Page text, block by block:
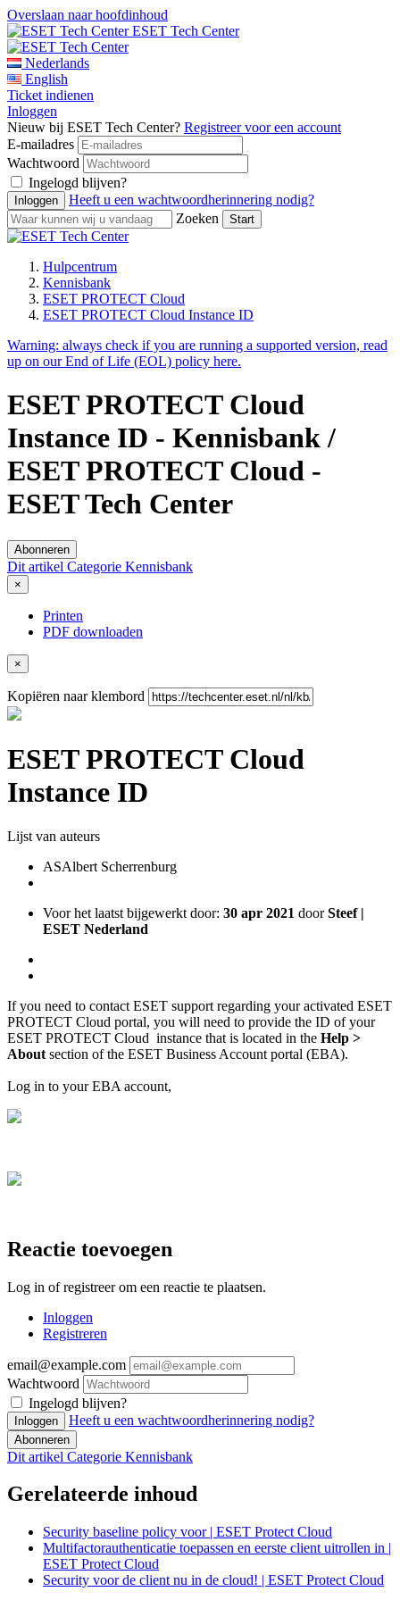
Overslaan naar hoofdinhoud
ESET Tech Center
Nederlands
English
Ticket indienen
Inloggen
Nieuw bij ESET Tech Center? Registreer voor een account
E-mailadres
Wachtwoord
Ingelogd blijven?
Heeft u een wachtwoordherinnering nodig?
Zoeken
Hulpcentrum
Kennisbank
ESET PROTECT Cloud
ESET PROTECT Cloud Instance ID
Warning: always check if you are running a supported version, read
up on our End of Life (EOL) policy here.
ESET PROTECT Cloud
Instance ID - Kennisbank /
ESET PROTECT Cloud -
ESET Tech Center
Abonneren
Dit artikel Categorie Kennisbank
×
Printen
PDF downloaden
×
Kopiëren naar klembord
ESET PROTECT Cloud
Instance ID
Lijst van auteurs
ASAlbert Scherrenburg
Voor het laatst bijgewerkt door: 30 apr 2021 doorSteef |
ESET Nederland
If you need to contact ESET support regarding your activated ESET
PROTECT Cloud portal, you will need to provide the ID of your
ESET PROTECT Cloud instance that is located in the Help >
About section of the ESET Business Account portal (EBA).
Log in to your EBA account,
Reactie toevoegen
Log in of registreer om een reactie te plaatsen.
Inloggen
Registreren
email@example.com
Wachtwoord
Ingelogd blijven?
Inloggen Heeft u een wachtwoordherinnering nodig?
Abonneren
Dit artikel Categorie Kennisbank
Gerelateerde inhoud
Security baseline policy voor | ESET Protect Cloud
Multifactorauthenticatie toepassen en eerste client uitrollen in |
ESET Protect Cloud
Security voor de client nu in de cloud! | ESET Protect Cloud